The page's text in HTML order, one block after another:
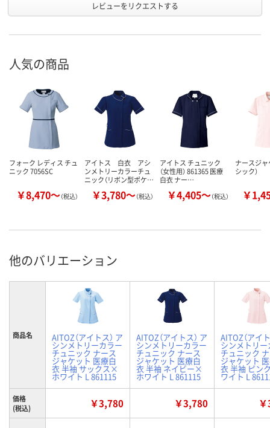
レビューをリクエストする
人気の商品
フォーク レディス チュ
ニック 7056SC
￥8,470～（税込）
アイトス 白衣 アシ
ンメトリーカラーチュ
ニック（リボン型ポケ…
￥3,780～（税込）
アイトス チュニック
（女性用） 861365 医療
白衣 ナー…
￥4,405～（税込）
ナースジャ
シック）
￥
他のバリエーション
商品名 AITOZ（アイトス） ア
シンメトリーカラー
チュニック ナース
ジャケット 医療白
衣 半袖 サックス×
ホワイト L 861115
AITOZ（アイトス） ア
シンメトリーカラー
チュニック ナース
ジャケット 医療白
衣 半袖 ネイビー×
ホワイト L 861115
AITOZ（アイ
シンメトリ
チュニック
ジャケット
衣 半袖 ピン
ワイト L
価格
(税込)
￥3,780 ￥3,780